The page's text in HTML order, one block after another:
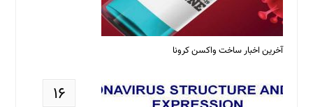
آخرین اخبار ساخت واکسن کرونا
۱۶